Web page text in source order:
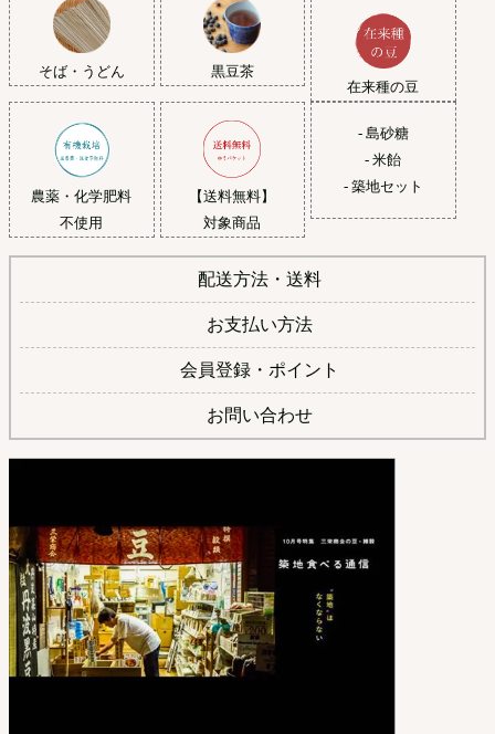
そば・うどん
黒豆茶
在来種の豆
農薬・化学肥料
不使用
【送料無料】
対象商品
- 島砂糖
- 米飴
- 築地セット
配送方法・送料
お支払い方法
会員登録・ポイント
お問い合わせ